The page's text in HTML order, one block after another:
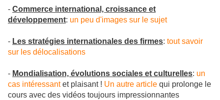
- Commerce international, croissance et
développement: un peu d'images sur le sujet
- Les stratégies internationales des firmes: tout savoir
sur les délocalisations
- Mondialisation, évolutions sociales et culturelles: un
cas intéressantet plaisant ! Un autre article qui prolonge le
cours avec des vidéos toujours impressionnantes